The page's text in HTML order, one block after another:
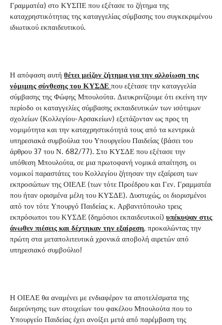
Γραμματέα) στο ΚΥΣΠΕ που εξέτασε το ζήτημα της
καταχρηστικότητας της καταγγελίας σύμβασης του συγκεκριμένου
ιδιωτικού εκπαιδευτικού.
Η απόφαση αυτή θέτει μείζον ζήτημα για την αλλοίωση της
νόμιμης σύνθεσης του ΚΥΣΔΕ που εξέτασε την καταγγελία
σύμβασης της Φώφης Μπουλούτα. Διευκρινίζουμε ότι εκείνη την
περίοδο οι καταγγελίες σύμβασης εκπαιδευτικών των ισότιμων
σχολείων (Κολλεγίου-Αρσακείων) εξετάζονταν ως προς τη
νομιμότητα και την καταχρηστικότητά τους από τα κεντρικά
υπηρεσιακά συμβούλια του Υπουργείου Παιδείας (βάσει του
άρθρου 37 του Ν. 682/77). Στο ΚΥΣΔΕ που εξέτασε την
υπόθεση Μπουλούτα, σε μια πρωτοφανή νομικά απαίτηση, οι
νομικοί παραστάτες του Κολλεγίου ζήτησαν την εξαίρεση των
εκπροσώπων της ΟΙΕΛΕ (των τότε Προέδρου και Γεν. Γραμματέα
που ήταν ορισμένα μέλη του ΚΥΣΔΕ). Δυστυχώς, οι διορισμένοι
από τον τότε Υπουργό Παιδείας κ. Αρβανιτόπουλο τρεις
εκπρόσωποι του ΚΥΣΔΕ (δημόσιοι εκπαιδευτικοί) υπέκυψαν στις
άνωθεν πιέσεις και δέχτηκαν την εξαίρεση, προκαλώντας την
πρώτη στα μεταπολιτευτικά χρονικά αποβολή αιρετών από
υπηρεσιακό συμβούλιο!
Η ΟΙΕΛΕ θα αναμένει με ενδιαφέρον τα αποτελέσματα της
διερεύνησης των στοιχείων του φακέλου Μπουλούτα που το
Υπουργείο Παιδείας έχει ανοίξει μετά από παρέμβαση της